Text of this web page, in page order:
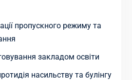
пропускного режиму та
закладом освіти
насильству та булінгу